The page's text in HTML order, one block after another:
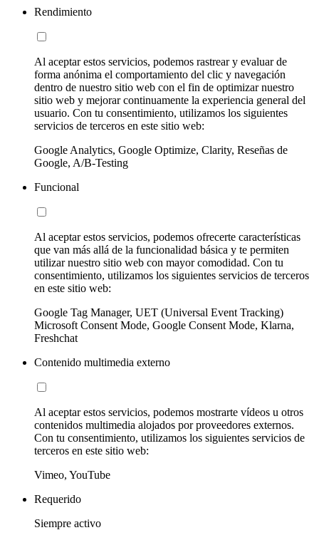
Rendimiento
Al aceptar estos servicios, podemos rastrear y evaluar de
forma anónima el comportamiento del clic y navegación
dentro de nuestro sitio web con el fin de optimizar nuestro
sitio web y mejorar continuamente la experiencia general del
usuario. Con tu consentimiento, utilizamos los siguientes
servicios de terceros en este sitio web:
Google Analytics, Google Optimize, Clarity, Reseñas de
Google, A/B-Testing
Funcional
Al aceptar estos servicios, podemos ofrecerte características
que van más allá de la funcionalidad básica y te permiten
utilizar nuestro sitio web con mayor comodidad. Con tu
consentimiento, utilizamos los siguientes servicios de terceros
en este sitio web:
Google Tag Manager, UET (Universal Event Tracking)
Microsoft Consent Mode, Google Consent Mode, Klarna,
Freshchat
Contenido multimedia externo
Al aceptar estos servicios, podemos mostrarte vídeos u otros
contenidos multimedia alojados por proveedores externos.
Con tu consentimiento, utilizamos los siguientes servicios de
terceros en este sitio web:
Vimeo, YouTube
Requerido
Siempre activo